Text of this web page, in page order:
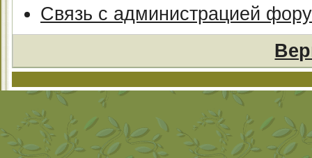
Связь с администрацией